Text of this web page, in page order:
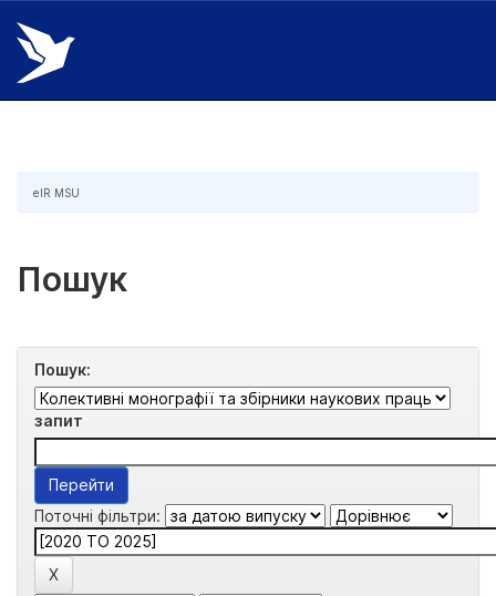
Skip
navigation
eIR MSU
Пошук
Пошук:
запит
Поточні фільтри: